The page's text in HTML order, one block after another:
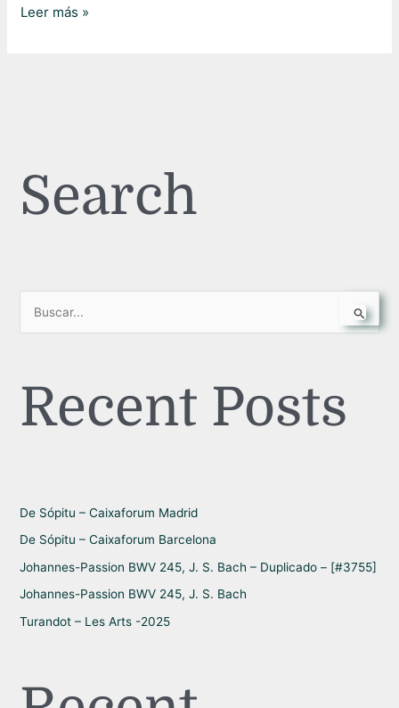
Leer más »
Search
c
r
:
Recent Posts
De Sópitu – Caixaforum Madrid
De Sópitu – Caixaforum Barcelona
Johannes-Passion BWV 245, J. S. Bach – Duplicado – [#3755]
Johannes-Passion BWV 245, J. S. Bach
Turandot – Les Arts -2025